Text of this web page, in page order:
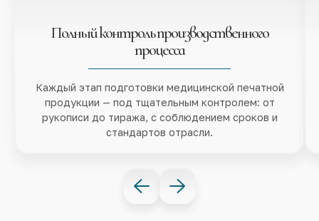
Организация вебинаров, онлайн-школ, мастер-
классов и научных конференций.
Выстраивание диалога с профессиональным
медицинским сообществом.
Полный контроль производственного
процесса
Каждый этап подготовки медицинской печатной
продукции — под тщательным контролем: от
рукописи до тиража, с соблюдением сроков и
стандартов отрасли.